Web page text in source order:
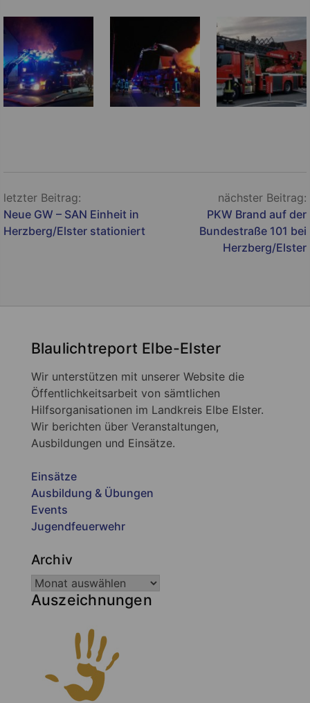
Beitragsnavigation
letzter Beitrag:
Neue GW – SAN Einheit in
Herzberg/Elster stationiert
nächster Beitrag:
PKW Brand auf der
Bundestraße 101 bei
Herzberg/Elster
Blaulichtreport Elbe-Elster
Wir unterstützen mit unserer Website die
Öffentlichkeitsarbeit von sämtlichen
Hilfsorganisationen im Landkreis Elbe Elster.
Wir berichten über Veranstaltungen,
Ausbildungen und Einsätze.
Einsätze
Ausbildung & Übungen
Events
Jugendfeuerwehr
Archiv
Auszeichnungen